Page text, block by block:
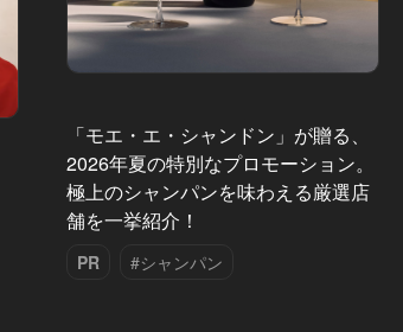
「モエ・エ・シャンドン」が贈る、
2026年夏の特別なプロモーション。
極上のシャンパンを味わえる厳選店
舗を一挙紹介！
PR #シャンパン